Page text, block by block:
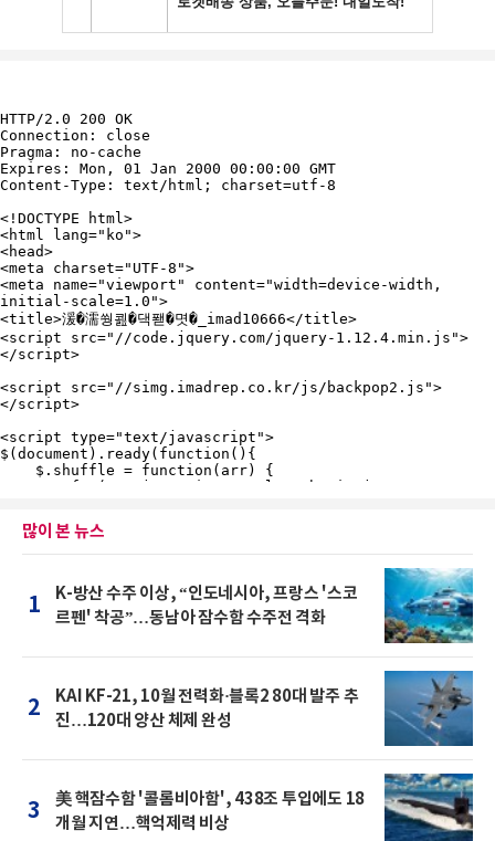
많이 본 뉴스
1
K-방산 수주 이상, “인도네시아, 프랑스 '스코
르펜' 착공”…동남아 잠수함 수주전 격화
2
KAI KF-21, 10월 전력화·블록2 80대 발주 추
진…120대 양산 체제 완성
3
美 핵잠수함 '콜롬비아함', 438조 투입에도 18
개월 지연…핵억제력 비상